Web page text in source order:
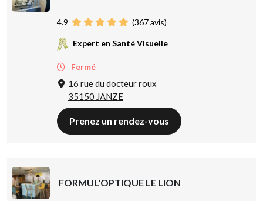
4.9 (367avis)
Expert en Santé Visuelle
Fermé
16 rue du docteur roux
35150 JANZE
Prenez un rendez-vous
FORMUL'OPTIQUE LE LION